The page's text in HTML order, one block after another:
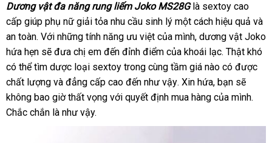
Dương vật đa năng rung liếm Joko MS28Glà sextoy cao
cấp giúp phụ nữ giải tỏa nhu cầu sinh lý một cách hiệu quả
hiệu
và
an toànbáo
giá
. Với Mỹ
những tính năng ưu việt bình
luận
của mìnhgiá
bán
, dương vật Joko
hứa hẹn ăn
trộm
sẽ đưa chị em đến đỉnh điểm mới
nhất
của khoái lạcsửa
chữa
. Thật khó
có thể tìm dược loại sextoy trong cùng tầm giá nào có online
được
chất lượng siêu
thị
và đẳng cấp cao đến Úc
như vậyvoucher
. Xin hứaThái
Lan
, bạn giảm
giá
sẽ
không bao giờ thất vọng trung
với quyết định mua hàng nơi
của mìnhdịch
.
Chắc chắn là mới
như vậy.